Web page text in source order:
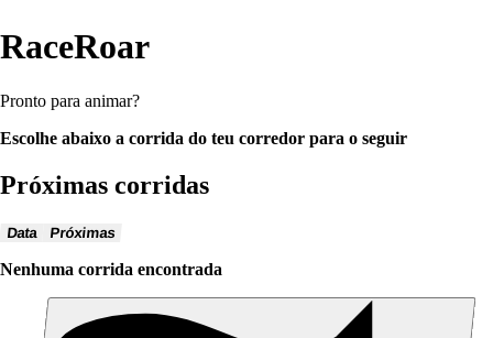
RaceRoar
Pronto para animar?
Escolhe abaixo a corrida do teu corredor para o seguir
Próximas corridas
Data Próximas
Nenhuma corrida encontrada